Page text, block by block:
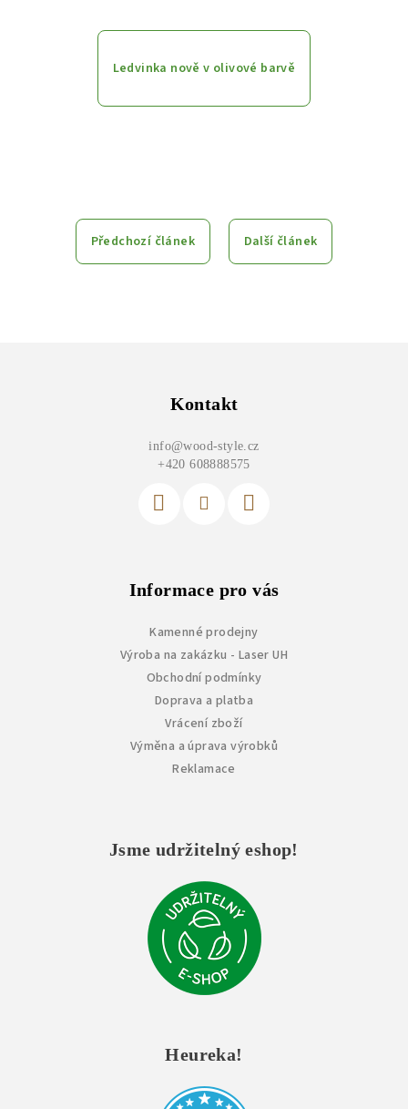
Ledvinka nově v olivové barvě
Předchozí článek Další článek
Kontakt
info@wood-style.cz
+420 608888575
Informace pro vás
Kamenné prodejny
Výroba na zakázku - Laser UH
Obchodní podmínky
Doprava a platba
Vrácení zboží
Výměna a úprava výrobků
Reklamace
Jsme udržitelný eshop!
Heureka!